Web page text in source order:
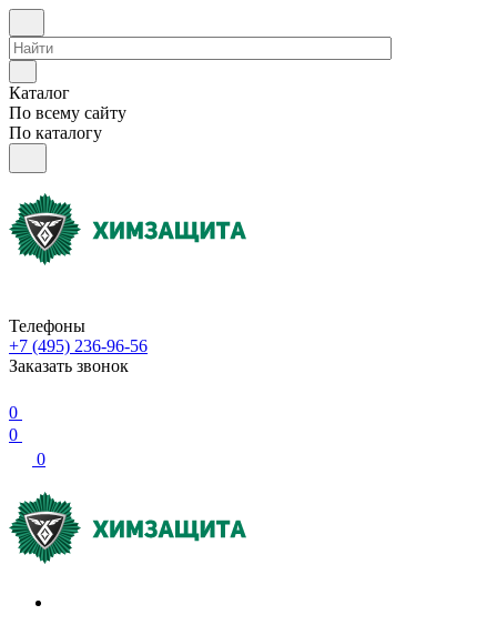
Каталог
По всему сайту
По каталогу
Телефоны
+7 (495) 236-96-56
Заказать звонок
0
0
0